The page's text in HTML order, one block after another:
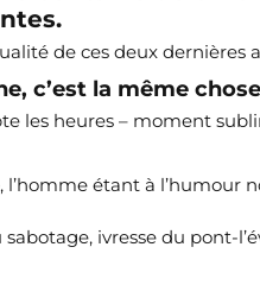
de ces deux dernières
c’est la même
les heures – moment
étant à
ivresse du pont-